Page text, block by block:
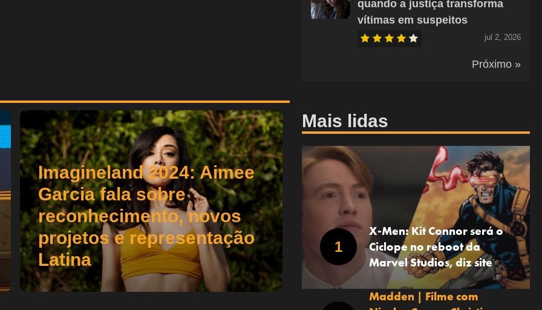
Imagineland 2024: Aimee
Garcia fala sobre
reconhecimento, novos
projetos e representação
Latina
quando a justiça transforma
vítimas em suspeitos
jul 2, 2026
Próximo »
Mais lidas
X-Men: Kit Connor será o
Ciclope no reboot da
Marvel Studios, diz site
Madden | Filme com